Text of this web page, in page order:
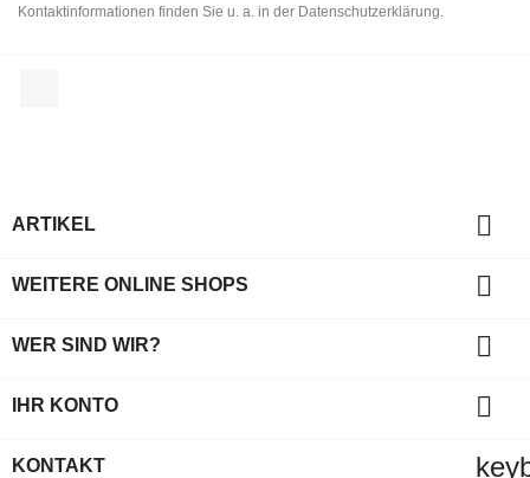
Kontaktinformationen finden Sie u. a. in der Datenschutzerklärung.
ARTIKEL 
WEITERE ONLINE SHOPS 
WER SIND WIR? 
IHR KONTO 
KONTAKT